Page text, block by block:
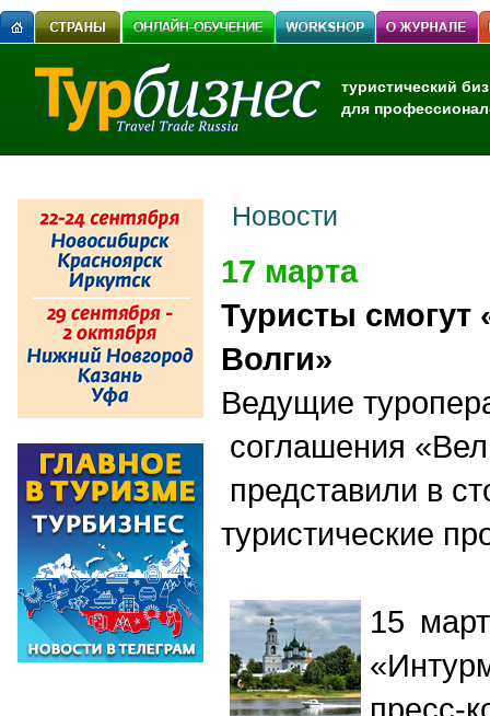
туристический
для
Новости
17 марта
Туристы смогут
Волги»
Ведущие
соглашения
представили в
туристические
15